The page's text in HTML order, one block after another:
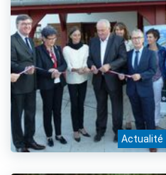
Actualité